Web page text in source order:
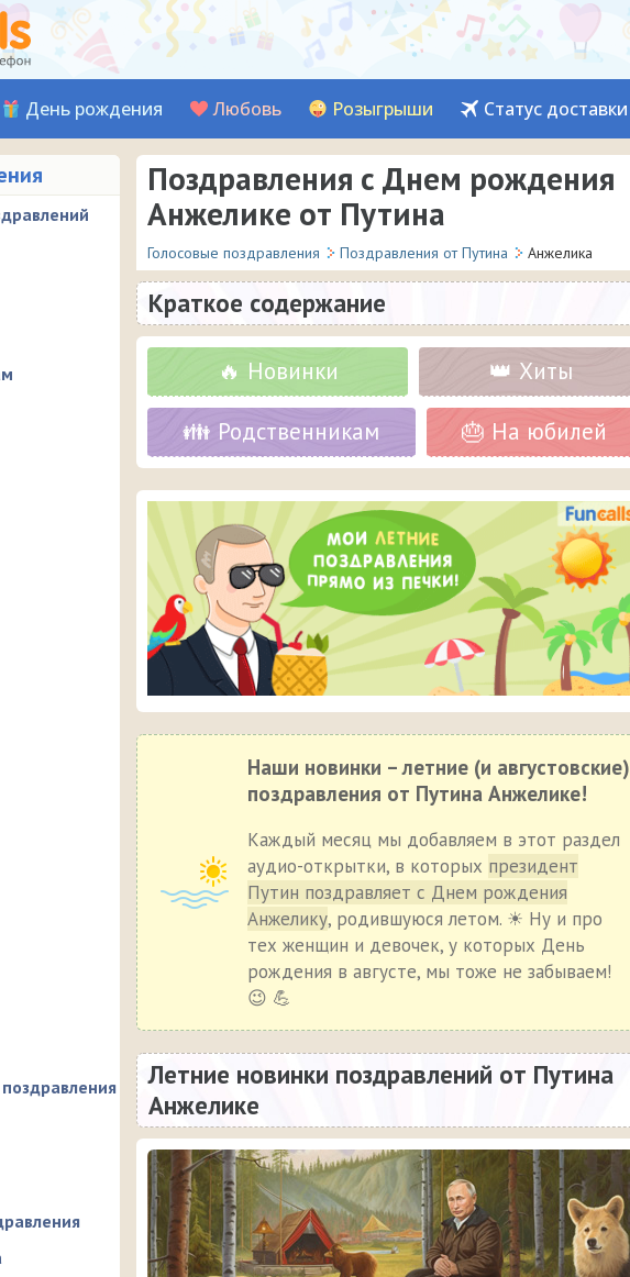
День рождения Любовь Розыгрыши Статус доставки
Поздравления с Днем рождения
Анжелике от Путина
Голосовые поздравления Поздравления от Путина Анжелика
Краткое содержание
🔥 Новинки 👑 Хиты
👪 Родственникам 🎂 На юбилей
Наши новинки – летние (и августовские)
поздравления от Путина Анжелике!
Каждый месяц мы добавляем в этот раздел
аудио-открытки, в которых президент
Путин поздравляет с Днем рождения
Анжелику, родившуюся летом. ☀ Ну и про
тех женщин и девочек, у которых День
рождения в августе, мы тоже не забываем!
😉 💪
Летние новинки поздравлений от Путина
Анжелике